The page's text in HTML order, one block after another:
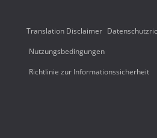
Translation Disclaimer
Nutzungsbedingungen
Richtlinie zur Informationssicherheit